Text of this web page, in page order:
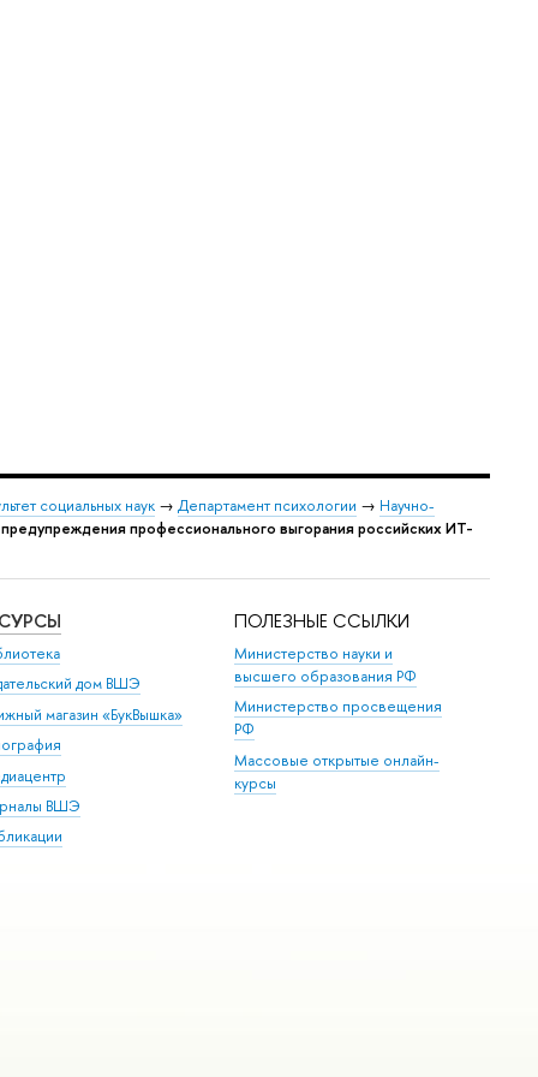
социальных наук → Департамент психологии → Научно-
профессионального выгорания российских ИТ-
дом ВШЭ
магазин «БукВышка»
ВШЭ
ПОЛЕЗНЫЕ ССЫЛКИ
Министерство науки и
высшего образования РФ
Министерство просвещения
РФ
Массовые открытые онлайн-
курсы